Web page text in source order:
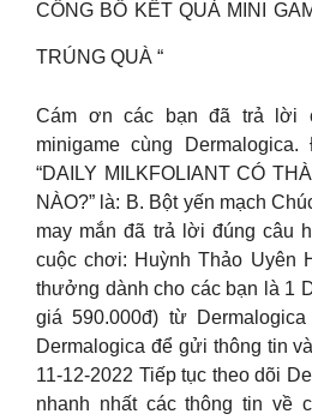
CÔNG BỐ KẾT QUẢ MINI
TRÚNG QUÀ “
Cám ơn các bạn đã trả lời
minigame cùng
“DAILY MILKFOLIANT CÓ
NÀO?” là: B. Bột yến mạch
may mắn đã trả lời đúng câu
cuộc chơi: Huỳnh Thảo Uyên
thưởng dành cho các bạn là 1
giá 590.000đ) từ
Dermalogica để gửi thông tin
11-12-2022 Tiếp tục theo dõi
nhanh nhất các thông tin về